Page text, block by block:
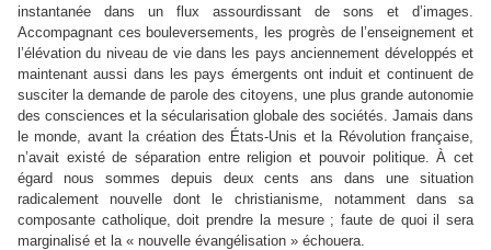
instantanée dans un flux assourdissant de sons et d’images.
Accompagnant ces bouleversements, les progrès de l’enseignement et
l’élévation du niveau de vie dans les pays anciennement développés et
maintenant aussi dans les pays émergents ont induit et continuent de
susciter la demande de parole des citoyens, une plus grande autonomie
des consciences et la sécularisation globale des sociétés. Jamais dans
le monde, avant la création des États-Unis et la Révolution française,
n’avait existé de séparation entre religion et pouvoir politique. À cet
égard nous sommes depuis deux cents ans dans une situation
radicalement nouvelle dont le christianisme, notamment dans sa
composante catholique, doit prendre la mesure ; faute de quoi il sera
marginalisé et la « nouvelle évangélisation » échouera.